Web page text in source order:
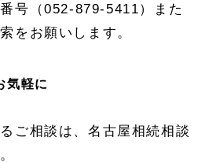
号（052-879-5411）また
をお願いします。
気軽に
ご相談は、名古屋相続相談